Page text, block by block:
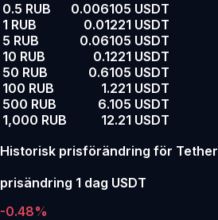
0.5 RUB
0.006105 USDT
1 RUB
0.01221 USDT
5 RUB
0.06105 USDT
10 RUB
0.1221 USDT
50 RUB
0.6105 USDT
100 RUB
1.221 USDT
500 RUB
6.105 USDT
1,000 RUB
12.21 USDT
Historisk prisförändring för Tether
prisändring 1 dag USDT
-0.48%